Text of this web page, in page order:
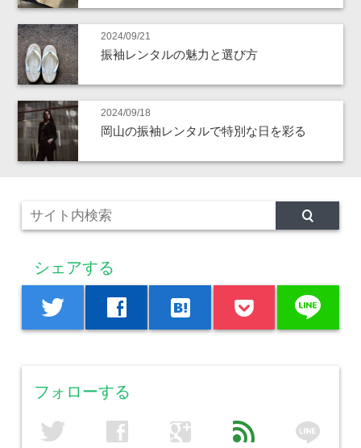
2024/09/21
振袖レンタルの魅力と選び方
2024/09/18
岡山の振袖レンタルで特別な日を彩る
シェアする
twitter facebook hatenabookmark line
フォローする
twitter facebook google feed line